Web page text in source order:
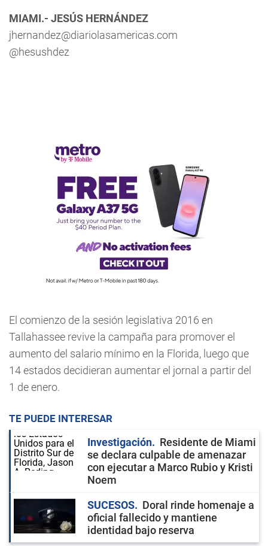
MIAMI.- JESÚS HERNÁNDEZ
jhernandez@diariolasamericas.com
@hesushdez
El comienzo de la sesión legislativa 2016 en
Tallahassee revive la campaña para promover el
aumento del salario mínimo en la Florida, luego que
14 estados decidieran aumentar el jornal a partir del
1 de enero.
TE PUEDE INTERESAR
Investigación
Residente de Miami
se declara culpable de amenazar
con ejecutar a Marco Rubio y Kristi
Noem
SUCESOS
Doral rinde homenaje a
oficial fallecido y mantiene
identidad bajo reserva